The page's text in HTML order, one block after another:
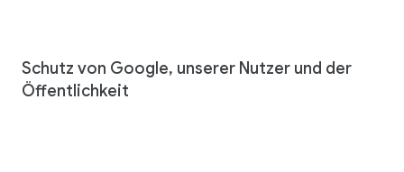
Schutz von Google, unserer Nutzer und der
Öffentlichkeit